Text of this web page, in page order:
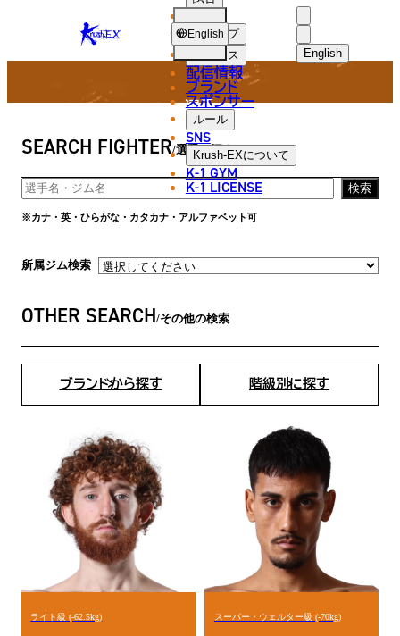
KRUSH-
EX
English
中文（简体
ショップ
ニュース
配信情報
ブランド
スポンサー
ルール
SNS
Krush-EXについて
K-1 GYM
K-1 LICENSE
English
FIGHTER
選手
SEARCH FIGHTER 選手を探す
検索
※カナ・英・ひらがな・カタカナ・アルファベット可
所属ジム検索
OTHER SEARCH その他の検索
ブランドから探す 階級別に探す
ライト級 (-62.5kg) スーパー・ウェルター級 (-70kg)